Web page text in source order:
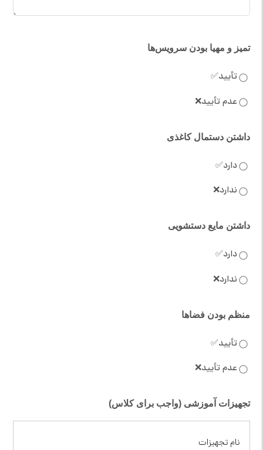
تمیز و مهیا بودن سرویس‌ها
تأیید✅
عدم تأیید❌
داشتن دستمال کاغذی
دارد✅
ندارد❌
داشتن مایع دستشویی
دارد✅
ندارد❌
منظم بودن فضاها
تأیید✅
عدم تأیید❌
تجهیزات آموزشی (واجب برای کلاس)